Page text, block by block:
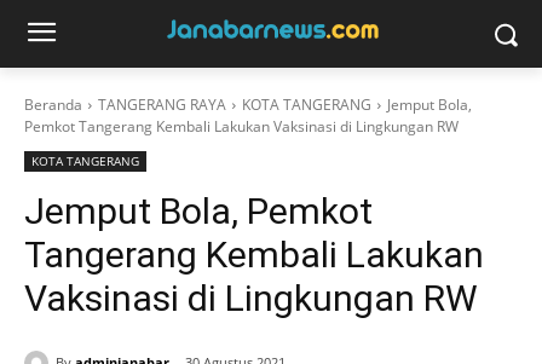
Beranda TANGERANG RAYA KOTA TANGERANG
Jemput Bola,
Pemkot Tangerang Kembali Lakukan Vaksinasi di Lingkungan RW
KOTA TANGERANG
Jemput Bola, Pemkot
Tangerang Kembali Lakukan
Vaksinasi di Lingkungan RW